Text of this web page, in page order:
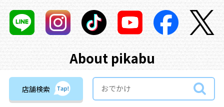
店舗検索
About pikabu
「広島で最高の子育てライフを♡」テーマにリアルに子育て中のマ
マたちが、広島ママの気になること・知りたいこと・実際に体験し